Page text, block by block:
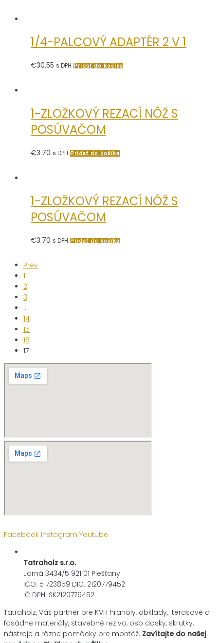
1/4-PALCOVÝ ADAPTÉR 2 V 1
€30.55 s DPH Pridať do košíka
1-ZLOŽKOVÝ REZACÍ NÔŽ S
POSÚVAČOM
€3.70 s DPH Pridať do košíka
1-ZLOŽKOVÝ REZACÍ NÔŽ S
POSÚVAČOM
€3.70 s DPH Pridať do košíka
Prev
1
2
3
…
14
15
16
17
Facebook Instagram Youtube
Tatraholz s.r.o.
Jarná 3434/5 921 01 Piešťany
IČO: 51723859 DIČ: 2120779452
IČ DPH: SK2120779452
Tatraholz, Váš partner pre KVH hranoly, obklady, terasové a
fasádne materiály, stavebné rezivo, osb dosky, skrutky,
nástroje a rôzne pomôcky pre montáž. Zavítajte do našej